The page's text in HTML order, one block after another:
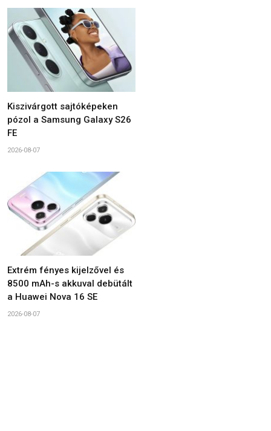
Kiszivárgott sajtóképeken
pózol a Samsung Galaxy S26
FE
2026-08-07
Extrém fényes kijelzővel és
8500 mAh-s akkuval debütált
a Huawei Nova 16 SE
2026-08-07